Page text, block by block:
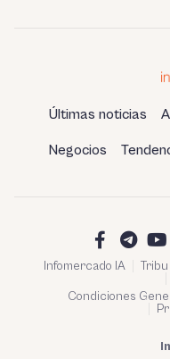
Últimas noticias
Negocios
Infomercado IA
Condiciones